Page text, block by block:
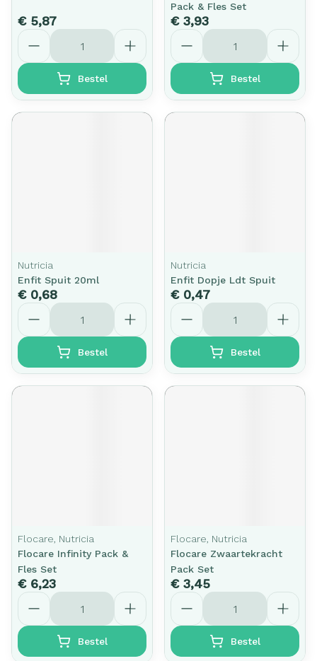
€ 5,87
Aantal
Bestel
Pack & Fles Set
€ 3,93
Aantal
Bestel
Nutricia
Enfit Spuit 20ml
€ 0,68
Aantal
Bestel
Nutricia
Enfit Dopje Ldt Spuit
€ 0,47
Aantal
Bestel
Flocare, Nutricia
Flocare Infinity Pack &
Fles Set
€ 6,23
Aantal
Bestel
Flocare, Nutricia
Flocare Zwaartekracht
Pack Set
€ 3,45
Aantal
Bestel